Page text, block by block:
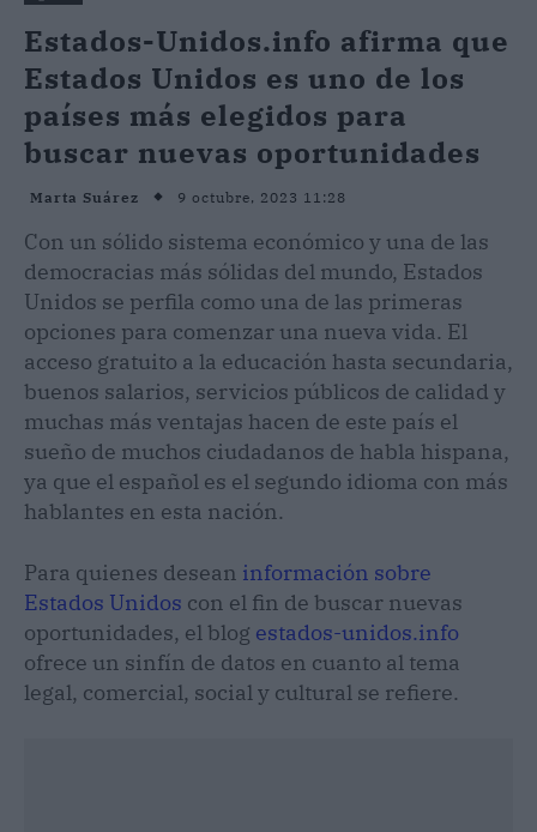
Estados-Unidos.info afirma que
Estados Unidos es uno de los
países más elegidos para
buscar nuevas oportunidades
Marta Suárez 9 octubre, 2023 11:28
Con un sólido sistema económico y una de las
democracias más sólidas del mundo, Estados
Unidos se perfila como una de las primeras
opciones para comenzar una nueva vida. El
acceso gratuito a la educación hasta secundaria,
buenos salarios, servicios públicos de calidad y
muchas más ventajas hacen de este país el
sueño de muchos ciudadanos de habla hispana,
ya que el español es el segundo idioma con más
hablantes en esta nación.
Para quienes desean información sobre
Estados Unidos con el fin de buscar nuevas
oportunidades, el blog estados-unidos.info
ofrece un sinfín de datos en cuanto al tema
legal, comercial, social y cultural se refiere.